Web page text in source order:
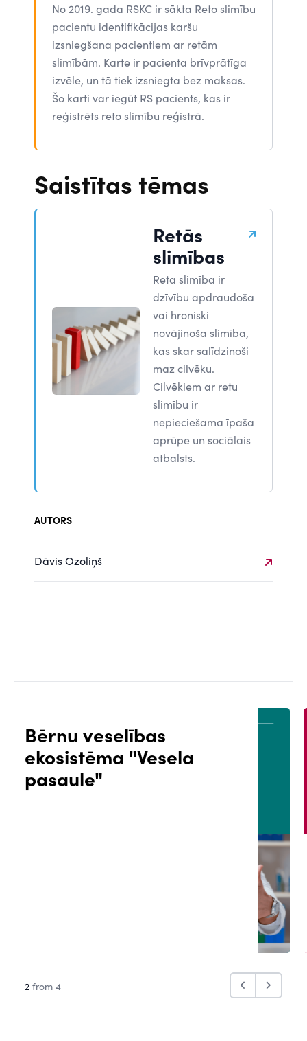
No 2019. gada RSKC ir sākta Reto slimību
pacientu identifikācijas karšu
izsniegšana pacientiem ar retām
slimībām. Karte ir pacienta brīvprātīga
izvēle, un tā tiek izsniegta bez maksas.
Šo karti var iegūt RS pacients, kas ir
reģistrēts reto slimību reģistrā.
Saistītas tēmas
Retās
slimības
Reta slimība ir
dzīvību apdraudoša
vai hroniski
novājinoša slimība,
kas skar salīdzinoši
maz cilvēku.
Cilvēkiem ar retu
slimību ir
nepieciešama īpaša
aprūpe un sociālais
atbalsts.
AUTORS
Dāvis Ozoliņš
Bērnu veselības
ekosistēma "Vesela
pasaule"
PACIENTA PORTĀLS
2 from 4